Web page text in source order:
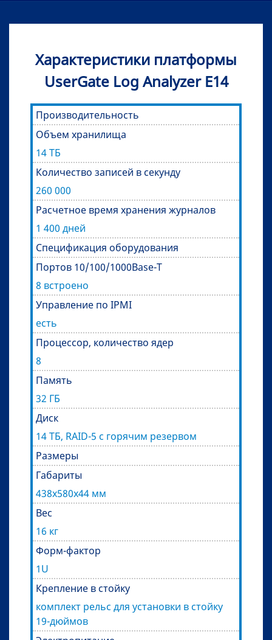
Характеристики платформы
UserGate Log Analyzer Е14
Производительность
Объем хранилища
14 ТБ
Количество записей в секунду
260 000
Расчетное время хранения журналов
1 400 дней
Спецификация оборудования
Портов 10/100/1000Base-T
8 встроено
Управление по IPMI
есть
Процессор, количество ядер
8
Память
32 ГБ
Диск
14 ТБ, RAID-5 с горячим резервом
Размеры
Габариты
438x580x44 мм
Вес
16 кг
Форм-фактор
1U
Крепление в стойку
комплект рельс для установки в стойку
19-дюймов